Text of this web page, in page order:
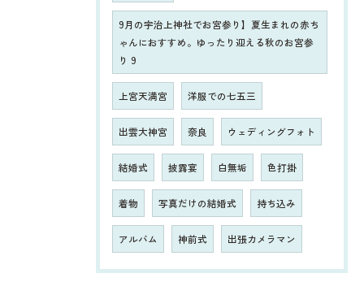
9月の宇治上神社でお宮参り】夏生まれの赤ち
ゃんにおすすめ。ゆったり迎える秋のお宮参
り 9
上宮天満宮 洋服での七五三
出雲大神宮 奈良 ウェディングフォト
結婚式 披露宴 白無垢 色打掛
着物 写真だけの結婚式 持ち込み
アルバム 神前式 出張カメラマン